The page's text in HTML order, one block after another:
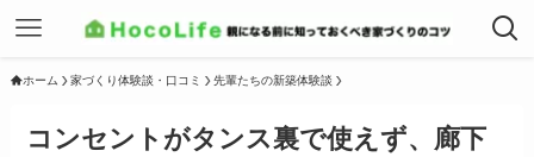
ホーム 家づくり体験談・口コミ 先輩たちの新築体験談
コンセントがタンス裏で使えず、廊下